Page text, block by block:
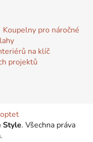
Koupelny pro náročné
na klíč
projektů
Style. Všechna práva